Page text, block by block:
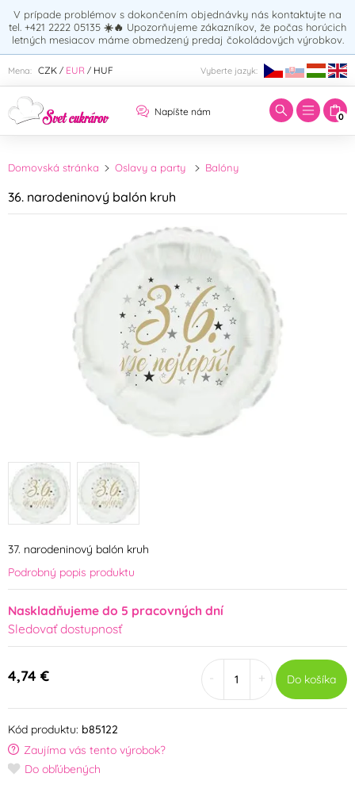
V prípade problémov s dokončením objednávky nás kontaktujte na
tel. +421 2222 05135 ☀️🔥 Upozorňujeme zákazníkov, že počas horúcich
letných mesiacov máme obmedzený predaj čokoládových výrobkov.
Mena: CZK / EUR / HUF Vyberte jazyk:
Napíšte nám 0
Zadajte hľadaný výraz:
Domovská stránka Oslavy a party Balóny
36. narodeninový balón kruh
37. narodeninový balón kruh
Podrobný popis produktu
Naskladňujeme do 5 pracovných dní
Sledovať dostupnosť
4,74 € + Do košíka
Kód produktu: b85122
Zaujíma vás tento výrobok?
Do obľúbených